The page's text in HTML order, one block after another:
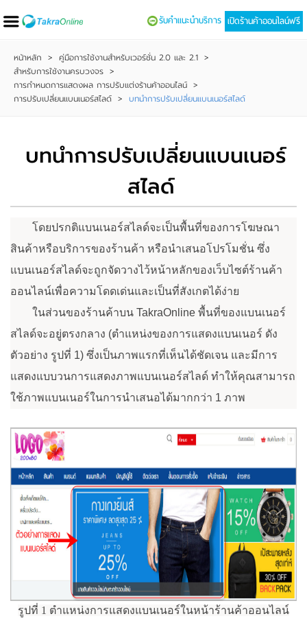
เปิดร้านค้าออนไลน์ฟรี
รับคำแนะนำบริการ
หน้าหลัก > คู่มือการใช้งานสำหรับเวอร์ชั่น 2.0 และ 2.1 >
สำหรับการใช้งานครบวงจร >
การกำหนดการแสดงผล การปรับแต่งร้านค้าออนไลน์ >
การปรับเปลี่ยนแบนเนอร์สไลด์ > บทนำการปรับเปลี่ยนแบนเนอร์สไลด์
บทนำการปรับเปลี่ยนแบนเนอร์
สไลด์
โดยปรกติแบนเนอร์สไลด์จะเป็นพื้นที่ของการโฆษณา
สินค้าหรือบริการของร้านค้า หรือนำเสนอโปรโมชั่น ซึ่ง
แบนเนอร์สไลด์จะถูกจัดวางไว้หน้าหลักของเว็บไซต์ร้านค้า
ออนไลน์เพื่อความโดดเด่นและเป็นที่สังเกตได้ง่าย
ในส่วนของร้านค้าบน TakraOnline พื้นที่ของแบนเนอร์
สไลด์จะอยู่ตรงกลาง (ตำแหน่งของการแสดงแบนเนอร์ ดัง
ตัวอย่าง รูปที่ 1) ซึ่งเป็นภาพแรกที่เห็นได้ชัดเจน และมีการ
แสดงแบบวนการแสดงภาพแบนเนอร์สไลด์ ทำให้คุณสามารถ
ใช้ภาพแบนเนอร์ในการนำเสนอได้มากกว่า 1 ภาพ
รูปที่ 1 ตำแหน่งการแสดงแบนเนอร์ในหน้าร้านค้าออนไลน์